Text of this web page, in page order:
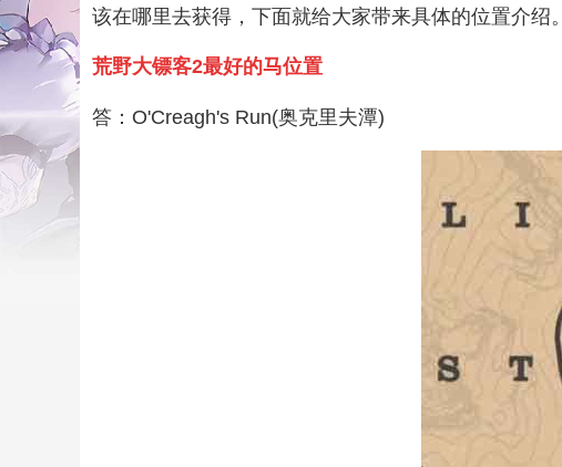
该在哪里去获得，下面就给大家带来具体的位置介绍。
荒野大镖客2最好的马位置
答：O'Creagh's Run(奥克里夫潭)